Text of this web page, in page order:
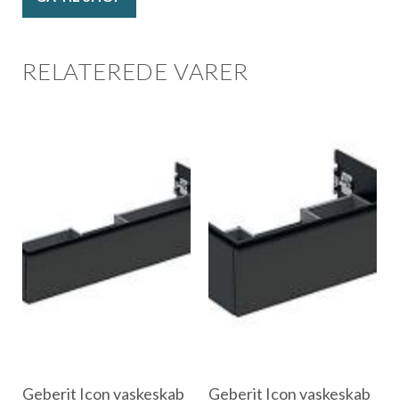
RELATEREDE VARER
Geberit Icon vaskeskab
Geberit Icon vaskeskab